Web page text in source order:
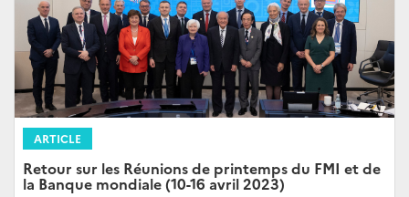
ARTICLE
Retour sur les Réunions de printemps du FMI et de
la Banque mondiale (10-16 avril 2023)